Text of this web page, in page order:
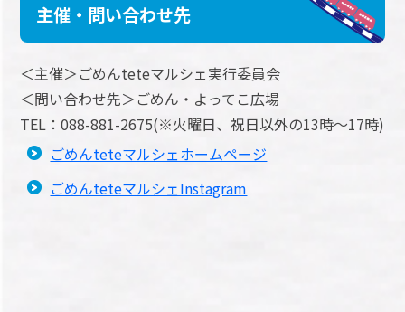
主催・問い合わせ先
＜主催＞ごめんteteマルシェ実行委員会
＜問い合わせ先＞ごめん・よってこ広場
TEL：088-881-2675(※火曜日、祝日以外の13時～17時)
ごめんteteマルシェホームページ
ごめんteteマルシェInstagram